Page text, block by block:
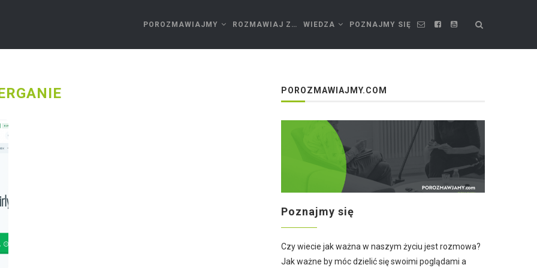
POROZMAWIAJMY ROZMAWIAJ Z… WIEDZA POZNAJMY SIĘ
POROZMAWIAJMY.COM
Poznajmy się
Czy wiecie jak ważna w naszym życiu jest rozmowa?
Jak ważne by móc dzielić się swoimi poglądami a